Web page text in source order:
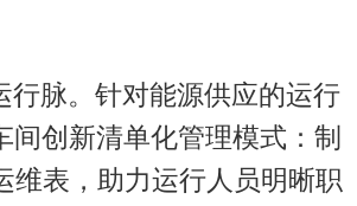
行脉。针对能源供应的运行
创新清单化管理模式：制
维表，助力运行人员明晰职